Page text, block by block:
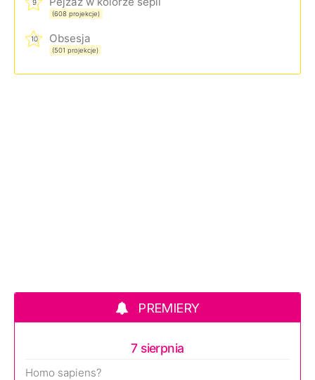
9
(608 projekcje)
10 Obsesja
(501 projekcje)
PREMIERY
7 sierpnia
Homo sapiens?